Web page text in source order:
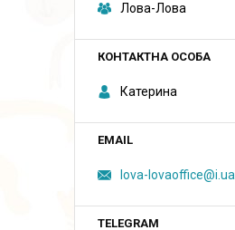
Лова-Лова
Катерина
lova-lovaoffice@i.ua